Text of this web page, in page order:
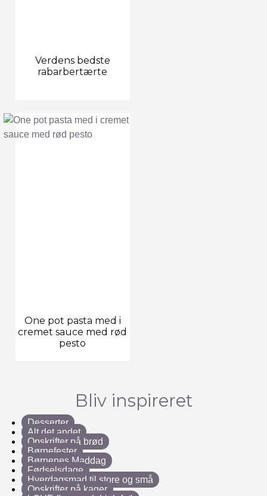
Verdens bedste
rabarbertærte
One pot pasta med i
cremet sauce med rød
pesto
Bliv inspireret
Desserter
Alt det andet
Opskrifter på brød
Børnefester
Børnenes Maddag
Fødselsdage
Hverdagsmad til store og små
Opskrifter på kager